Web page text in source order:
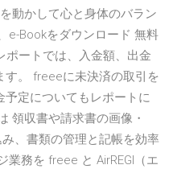
動かして心と身体のバラン
e-Bookをダウンロード 無料
ポートでは、入金額、出金
す。 freeeに未決済の取引を
定についてもレポートに
領収書や請求書の画像・
、書類の管理と記帳を効率
業務を freee と AirREGI（エ